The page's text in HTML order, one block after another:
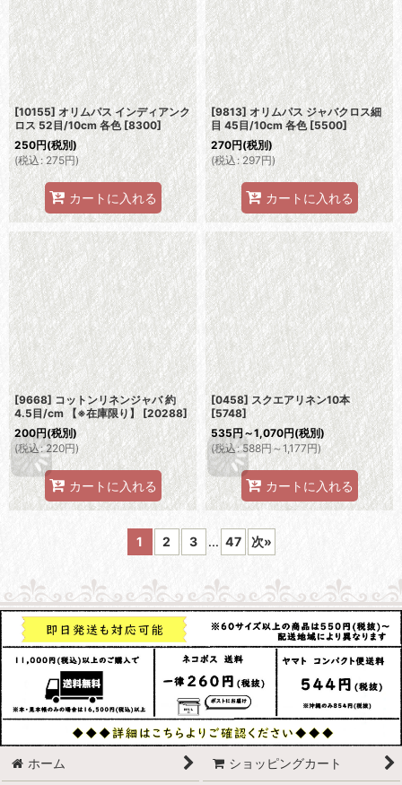
[10155] オリムパス インディアンク
ロス 52目/10cm 各色 [8300]
250円(税別)
(税込: 275円)
カートに入れる
[9813] オリムパス ジャバクロス細
目 45目/10cm 各色 [5500]
270円(税別)
(税込: 297円)
カートに入れる
[9668] コットンリネンジャバ 約
4.5目/cm 【※在庫限り】 [20288]
200円(税別)
(税込: 220円)
カートに入れる
[0458] スクエアリネン10本
[5748]
535円～1,070円(税別)
(税込: 588円～1,177円)
カートに入れる
1 2 3 ... 47 次»
ホーム ショッピングカート